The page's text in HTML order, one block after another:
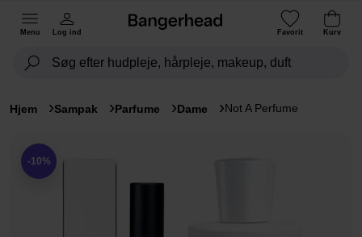
Menu Log ind Favorit Kurv
Hjem Sampak Parfume Dame Not A Perfume
-10%